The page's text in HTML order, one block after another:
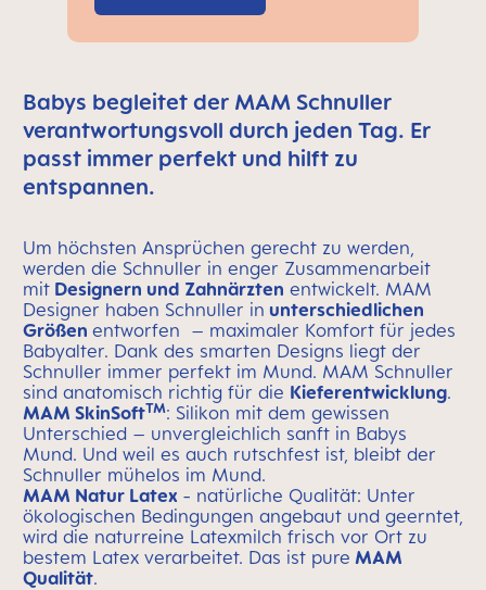
Babys begleitet der MAM Schnuller
verantwortungsvoll durch jeden Tag. Er
passt immer perfekt und hilft zu
entspannen.
Um höchsten Ansprüchen gerecht zu werden,
werden die Schnuller in enger Zusammenarbeit
mit Designern und Zahnärzten entwickelt. MAM
Designer haben Schnuller in unterschiedlichen
Größen entworfen – maximaler Komfort für jedes
Babyalter. Dank des smarten Designs liegt der
Schnuller immer perfekt im Mund. MAM Schnuller
sind anatomisch richtig für die Kieferentwicklung.
MAM SkinSoftTM: Silikon mit dem gewissen
Unterschied – unvergleichlich sanft in Babys
Mund. Und weil es auch rutschfest ist, bleibt der
Schnuller mühelos im Mund.
MAM Natur Latex - natürliche Qualität: Unter
ökologischen Bedingungen angebaut und geerntet,
wird die naturreine Latexmilch frisch vor Ort zu
bestem Latex verarbeitet. Das ist pure MAM
Qualität.